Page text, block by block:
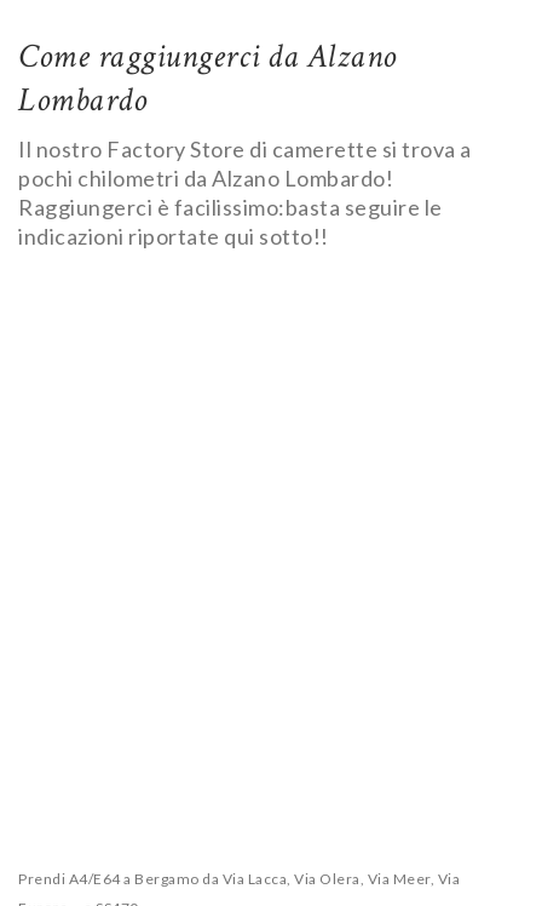
Come raggiungerci da Alzano
Lombardo
Il nostro Factory Store di camerette si trova a
pochi chilometri da Alzano Lombardo!
Raggiungerci è facilissimo:basta seguire le
indicazioni riportate qui sotto!!
Prendi A4/E64 a Bergamo da Via Lacca, Via Olera, Via Meer, Via